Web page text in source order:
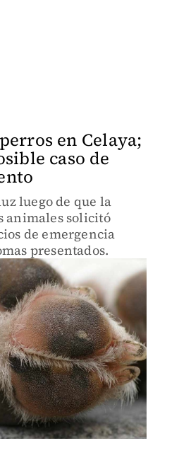
en Celaya;
caso de
luego de que la
animales solicitó
de emergencia
presentados.